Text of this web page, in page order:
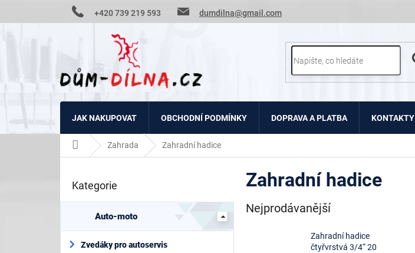
+420 739 219 593 dumdilna@gmail.com
JAK NAKUPOVAT OBCHODNÍ PODMÍNKY DOPRAVA A PLATBA KONTAKTY
Domů Zahrada Zahradní hadice
t
a
Přeskočit
Kategorie
Auto-moto
Zvedáky pro autoservis
Zahradní hadice
Nejprodávanější
Zahradní hadice
čtyřvrstvá 3/4“ 20